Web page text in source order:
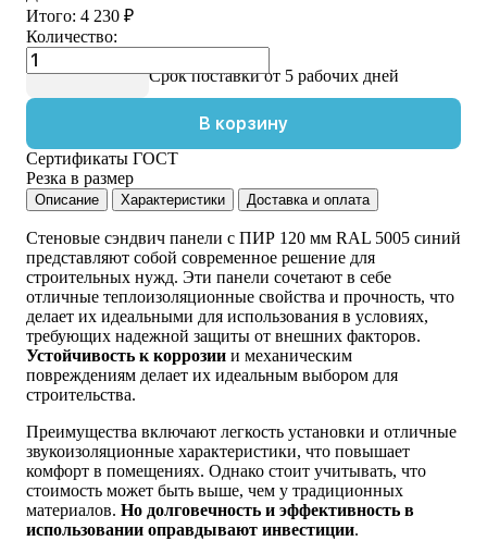
Итого: 4 230 ₽
Количество:
В корзину
Срок поставки от 5 рабочих дней
Сертификаты ГОСТ
Резка в размер
Описание Характеристики Доставка и оплата
Стеновые сэндвич панели с ПИР 120 мм RAL 5005 синий
представляют собой современное решение для
строительных нужд. Эти панели сочетают в себе
отличные теплоизоляционные свойства и прочность, что
делает их идеальными для использования в условиях,
требующих надежной защиты от внешних факторов.
Устойчивость к коррозии и механическим
повреждениям делает их идеальным выбором для
строительства.
Преимущества включают легкость установки и отличные
звукоизоляционные характеристики, что повышает
комфорт в помещениях. Однако стоит учитывать, что
стоимость может быть выше, чем у традиционных
материалов. Но долговечность и эффективность в
использовании оправдывают инвестиции.